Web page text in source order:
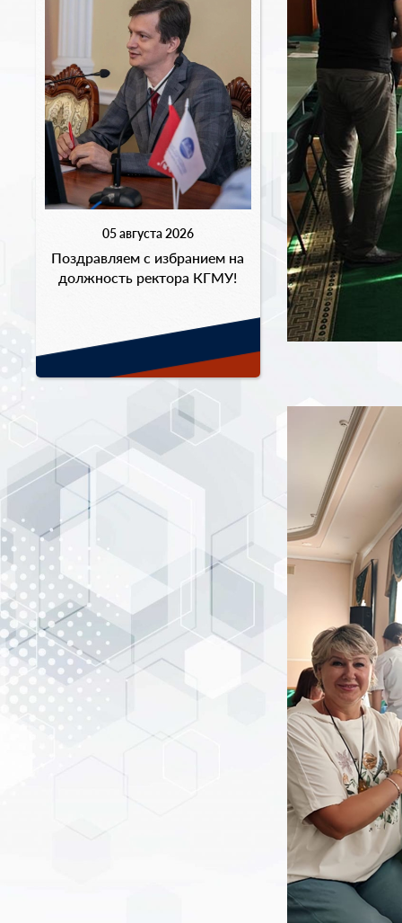
05 августа 2026
Поздравляем с избранием на
должность ректора КГМУ!